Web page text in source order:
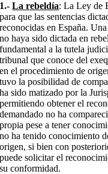
1.-La rebeldía: La Ley de
para que las sentencias
reconocidas en España.
no haya sido dictada en
fundamental a la tutela
tribunal que conoce del
en el procedimiento de
tuvo la posibilidad de
ha sido matizado por la
permitiendo obtener el
demandado no ha
propia pese a tener
no ha tenido conocimiento
origen, si bien con
puede solicitar el
su conformidad.